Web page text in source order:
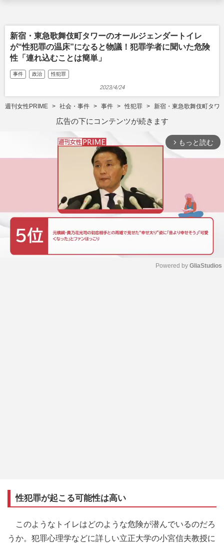
新宿・東急歌舞伎町タワーのオールジェンダートイレ
が“性犯罪の温床”になると物議！犯罪学者に聞いた危険
性「連れ込むことは簡単」
事件 政治 性犯罪
2023/4/24
週刊女性PRIME 社会・事件 事件 性犯罪 新宿・東急歌舞伎町タワ
広告の下にコンテンツが続きます
arrow_forward_ios もっと読む
Powered by GliaStudios
性犯罪が起こる可能性は高い
このようなトイレはどのような危険が潜んでいるのだろ
うか。犯罪心理学などに詳しい立正大学の小宮信夫教授に